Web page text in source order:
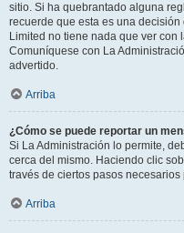
sitio. Si ha quebrantado alguna
recuerde que esta es una
Limited no tiene nada que ver con
Comuníquese con La
advertido.
Arriba
¿Cómo se puede reportar un
Si La Administración lo permite,
cerca del mismo. Haciendo clic
través de ciertos pasos
Arriba